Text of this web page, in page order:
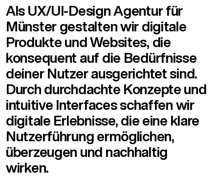
Als UX/UI-Design Agentur für
Münster gestalten wir digitale
Produkte und Websites, die
konsequent auf die Bedürfnisse
deiner Nutzer ausgerichtet sind.
Durch durchdachte Konzepte und
intuitive Interfaces schaffen wir
digitale Erlebnisse, die eine klare
Nutzerführung ermöglichen,
überzeugen und nachhaltig
wirken.